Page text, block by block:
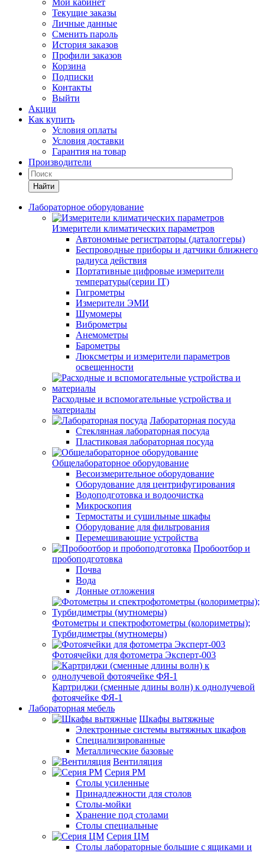
Мой кабинет
Текущие заказы
Личные данные
Сменить пароль
История заказов
Профили заказов
Корзина
Подписки
Контакты
Выйти
Акции
Как купить
Условия оплаты
Условия доставки
Гарантия на товар
Производители
Найти
Лабораторное оборудование
Измерители климатических параметров
Автономные регистраторы (даталоггеры)
Беспроводные приборы и датчики ближнего
радиуса действия
Портативные цифровые измерители
температуры(серии IT)
Гигрометры
Измерители ЭМИ
Шумомеры
Виброметры
Анемометры
Барометры
Люксметры и измерители параметров
освещенности
Расходные и вспомогательные устройства и
материалы
Лабораторная посуда
Стеклянная лабораторная посуда
Пластиковая лабораторная посуда
Общелабораторное оборудование
Весоизмерительное оборудование
Оборудование для центрифугирования
Водоподготовка и водоочистка
Микроскопия
Термостаты и сушильные шкафы
Оборудование для фильтрования
Перемешивающие устройства
Пробоотбор и
пробоподготовка
Почва
Вода
Донные отложения
Фотометры и спектрофотометры (колориметры);
Турбидиметры (мутномеры)
Фотоячейки для фотометра Эксперт-003
Картриджи (сменные длины волн) к однолучевой
фотоячейке ФЯ-1
Лабораторная мебель
Шкафы вытяжные
Электронные системы вытяжных шкафов
Специализированные
Металлические базовые
Вентиляция
Серия РМ
Столы усиленные
Принадлежности для столов
Столы-мойки
Хранение под столами
Столы специальные
Серия ЦМ
Столы лабораторные большие с ящиками и